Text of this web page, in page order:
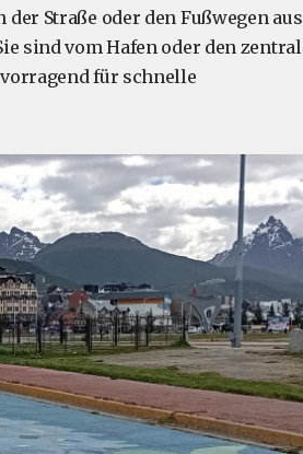
Straße oder den Fußwegen
sind vom Hafen oder den
für schnelle